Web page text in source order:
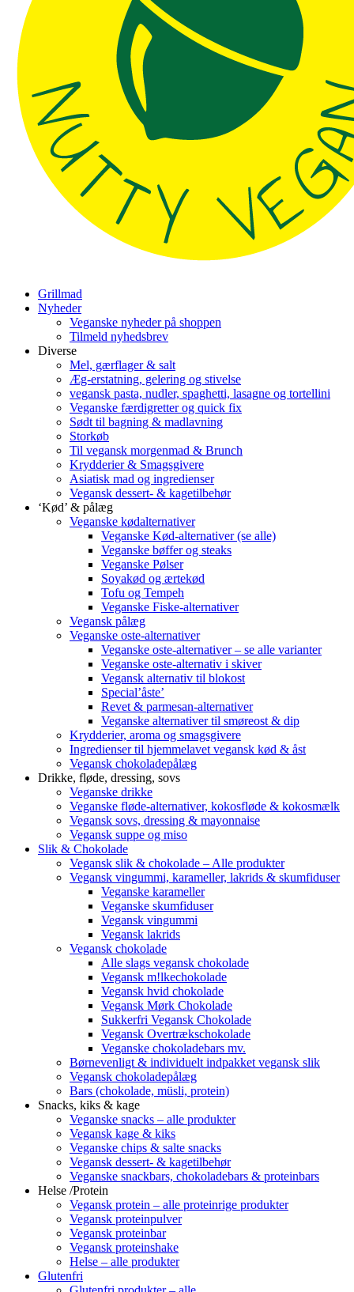
Grillmad
Nyheder
Veganske nyheder på shoppen
Tilmeld nyhedsbrev
Diverse
Mel, gærflager & salt
Æg-erstatning, gelering og stivelse
vegansk pasta, nudler, spaghetti, lasagne og tortellini
Veganske færdigretter og quick fix
Sødt til bagning & madlavning
Storkøb
Til vegansk morgenmad & Brunch
Krydderier & Smagsgivere
Asiatisk mad og ingredienser
Vegansk dessert- & kagetilbehør
‘Kød’ & pålæg
Veganske kødalternativer
Veganske Kød-alternativer (se alle)
Veganske bøffer og steaks
Veganske Pølser
Soyakød og ærtekød
Tofu og Tempeh
Veganske Fiske-alternativer
Vegansk pålæg
Veganske oste-alternativer
Veganske oste-alternativer – se alle varianter
Veganske oste-alternativ i skiver
Vegansk alternativ til blokost
Special’åste’
Revet & parmesan-alternativer
Veganske alternativer til smøreost & dip
Krydderier, aroma og smagsgivere
Ingredienser til hjemmelavet vegansk kød & åst
Vegansk chokoladepålæg
Drikke, fløde, dressing, sovs
Veganske drikke
Veganske fløde-alternativer, kokosfløde & kokosmælk
Vegansk sovs, dressing & mayonnaise
Vegansk suppe og miso
Slik & Chokolade
Vegansk slik & chokolade – Alle produkter
Vegansk vingummi, karameller, lakrids & skumfiduser
Veganske karameller
Veganske skumfiduser
Vegansk vingummi
Vegansk lakrids
Vegansk chokolade
Alle slags vegansk chokolade
Vegansk m!lkechokolade
Vegansk hvid chokolade
Vegansk Mørk Chokolade
Sukkerfri Vegansk Chokolade
Vegansk Overtrækschokolade
Veganske chokoladebars mv.
Børnevenligt & individuelt indpakket vegansk slik
Vegansk chokoladepålæg
Bars (chokolade, müsli, protein)
Snacks, kiks & kage
Veganske snacks – alle produkter
Vegansk kage & kiks
Veganske chips & salte snacks
Vegansk dessert- & kagetilbehør
Veganske snackbars, chokoladebars & proteinbars
Helse /Protein
Vegansk protein – alle proteinrige produkter
Vegansk proteinpulver
Vegansk proteinbar
Vegansk proteinshake
Helse – alle produkter
Glutenfri